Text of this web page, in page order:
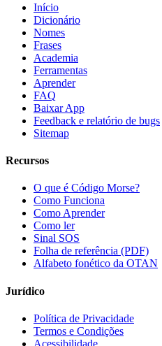
Início
Dicionário
Nomes
Frases
Academia
Ferramentas
Aprender
FAQ
Baixar App
Feedback e relatório de bugs
Sitemap
Recursos
O que é Código Morse?
Como Funciona
Como Aprender
Como ler
Sinal SOS
Folha de referência (PDF)
Alfabeto fonético da OTAN
Jurídico
Política de Privacidade
Termos e Condições
Acessibilidade